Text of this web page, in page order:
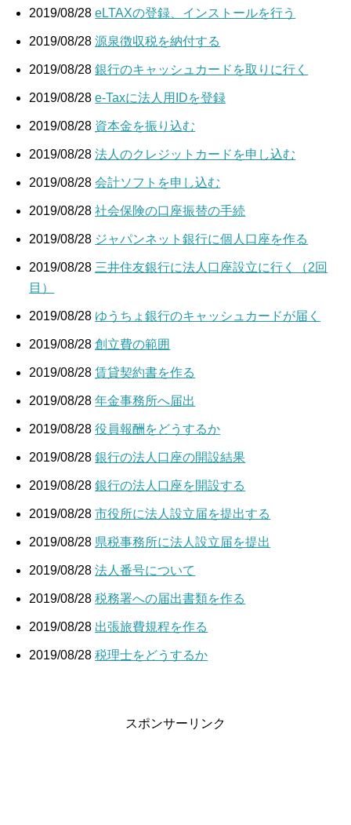
2019/08/28eLTAXの登録、インストールを行う
2019/08/28源泉徴収税を納付する
2019/08/28銀行のキャッシュカードを取りに行く
2019/08/28e-Taxに法人用IDを登録
2019/08/28 資本金を振り込む
2019/08/28法人のクレジットカードを申し込む
2019/08/28会計ソフトを申し込む
2019/08/28社会保険の口座振替の手続
2019/08/28 ジャパンネット銀行に個人口座を作る
2019/08/28 三井住友銀行に法人口座設立に行く（2回
目）
2019/08/28 ゆうちょ銀行のキャッシュカードが届く
2019/08/28創立費の範囲
2019/08/28賃貸契約書を作る
2019/08/28年金事務所へ届出
2019/08/28役員報酬をどうするか
2019/08/28銀行の法人口座の開設結果
2019/08/28銀行の法人口座を開設する
2019/08/28市役所に法人設立届を提出する
2019/08/28 県税事務所に法人設立届を提出
2019/08/28法人番号について
2019/08/28税務署への届出書類を作る
2019/08/28 出張旅費規程を作る
2019/08/28税理士をどうするか
スポンサーリンク